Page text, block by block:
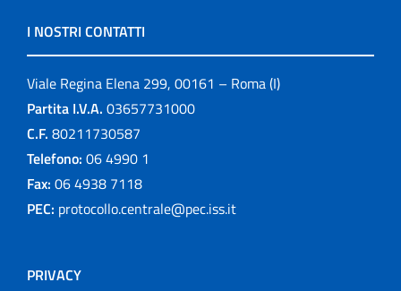
I NOSTRI CONTATTI
Viale Regina Elena 299, 00161 – Roma (I)
Partita I.V.A. 03657731000
C.F. 80211730587
Telefono: 06 4990 1
Fax: 06 4938 7118
PEC: protocollo.centrale@pec.iss.it
PRIVACY